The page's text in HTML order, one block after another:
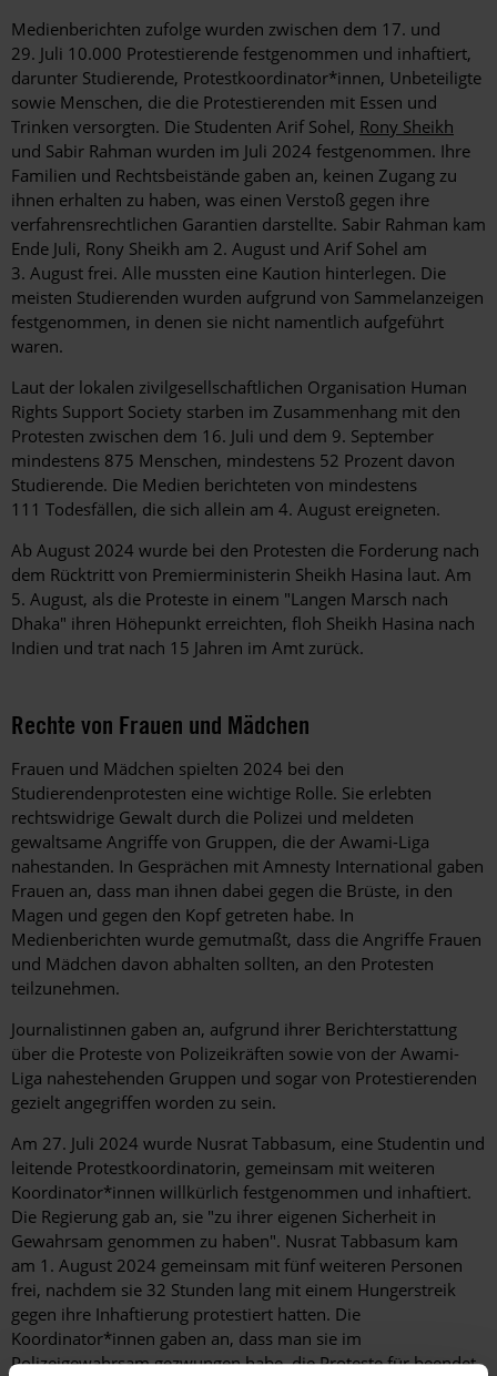
Medienberichten zufolge wurden zwischen dem 17. und
29. Juli 10.000 Protestierende festgenommen und inhaftiert,
darunter Studierende, Protestkoordinator*innen, Unbeteiligte
sowie Menschen, die die Protestierenden mit Essen und
Trinken versorgten. Die Studenten Arif Sohel, Rony Sheikh
und Sabir Rahman wurden im Juli 2024 festgenommen. Ihre
Familien und Rechtsbeistände gaben an, keinen Zugang zu
ihnen erhalten zu haben, was einen Verstoß gegen ihre
verfahrensrechtlichen Garantien darstellte. Sabir Rahman kam
Ende Juli, Rony Sheikh am 2. August und Arif Sohel am
3. August frei. Alle mussten eine Kaution hinterlegen. Die
meisten Studierenden wurden aufgrund von Sammelanzeigen
festgenommen, in denen sie nicht namentlich aufgeführt
waren.
Laut der lokalen zivilgesellschaftlichen Organisation Human
Rights Support Society starben im Zusammenhang mit den
Protesten zwischen dem 16. Juli und dem 9. September
mindestens 875 Menschen, mindestens 52 Prozent davon
Studierende. Die Medien berichteten von mindestens
111 Todesfällen, die sich allein am 4. August ereigneten.
Ab August 2024 wurde bei den Protesten die Forderung nach
dem Rücktritt von Premierministerin Sheikh Hasina laut. Am
5. August, als die Proteste in einem "Langen Marsch nach
Dhaka" ihren Höhepunkt erreichten, floh Sheikh Hasina nach
Indien und trat nach 15 Jahren im Amt zurück.
Rechte von Frauen und Mädchen
Frauen und Mädchen spielten 2024 bei den
Studierendenprotesten eine wichtige Rolle. Sie erlebten
rechtswidrige Gewalt durch die Polizei und meldeten
gewaltsame Angriffe von Gruppen, die der Awami-Liga
nahestanden. In Gesprächen mit Amnesty International gaben
Frauen an, dass man ihnen dabei gegen die Brüste, in den
Magen und gegen den Kopf getreten habe. In
Medienberichten wurde gemutmaßt, dass die Angriffe Frauen
und Mädchen davon abhalten sollten, an den Protesten
teilzunehmen.
Journalistinnen gaben an, aufgrund ihrer Berichterstattung
über die Proteste von Polizeikräften sowie von der Awami-
Liga nahestehenden Gruppen und sogar von Protestierenden
gezielt angegriffen worden zu sein.
Am 27. Juli 2024 wurde Nusrat Tabbasum, eine Studentin und
leitende Protestkoordinatorin, gemeinsam mit weiteren
Koordinator*innen willkürlich festgenommen und inhaftiert.
Die Regierung gab an, sie "zu ihrer eigenen Sicherheit in
Gewahrsam genommen zu haben". Nusrat Tabbasum kam
am 1. August 2024 gemeinsam mit fünf weiteren Personen
frei, nachdem sie 32 Stunden lang mit einem Hungerstreik
gegen ihre Inhaftierung protestiert hatten. Die
Koordinator*innen gaben an, dass man sie im
Polizeigewahrsam gezwungen habe, die Proteste für beendet